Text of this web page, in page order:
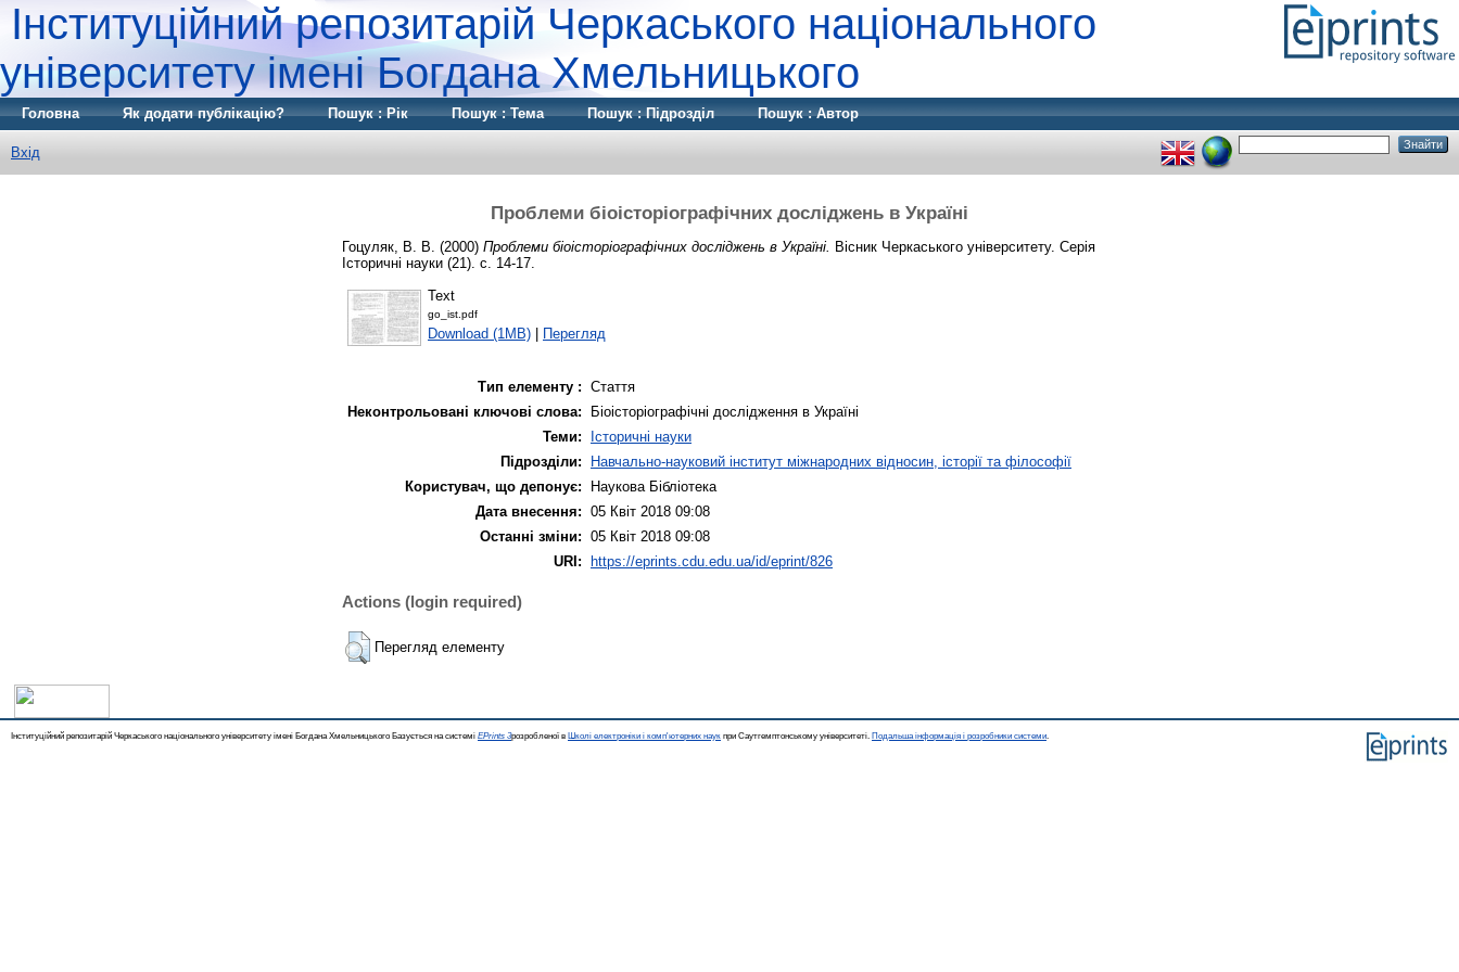
Інституційний репозитарій Черкаського національного
університету імені Богдана Хмельницького
Головна Як додати публікацію? Пошук : Рік Пошук : Тема Пошук : Підрозділ Пошук : Автор
Вхід
Проблеми біоісторіографічних досліджень в Україні
Гоцуляк, В. В. (2000) Проблеми біоісторіографічних досліджень в Україні. Вісник Черкаського університету. Серія
Історичні науки (21). с. 14-17.
Text
go_ist.pdf
Download (1MB) Перегляд
Тип елементу : Стаття
Неконтрольовані ключові слова:
Біоісторіографічні дослідження в Україні
Теми:
Історичні науки
Підрозділи:
Навчально-науковий інститут міжнародних відносин, історії та філософії
Користувач, що депонує:
Наукова Бібліотека
Дата внесення: 05 Квіт 2018 09:08
Останні зміни: 05 Квіт 2018 09:08
URI:
https://eprints.cdu.edu.ua/id/eprint/826
Actions (login required)
Перегляд елементу
Інституційний репозитарій Черкаського національного університету імені Богдана Хмельницького Базується на системі EPrints 3розробленої в Школі електроніки і комп'ютерних наук при Саутгемптонському університеті. Подальша інформація і розробники системи